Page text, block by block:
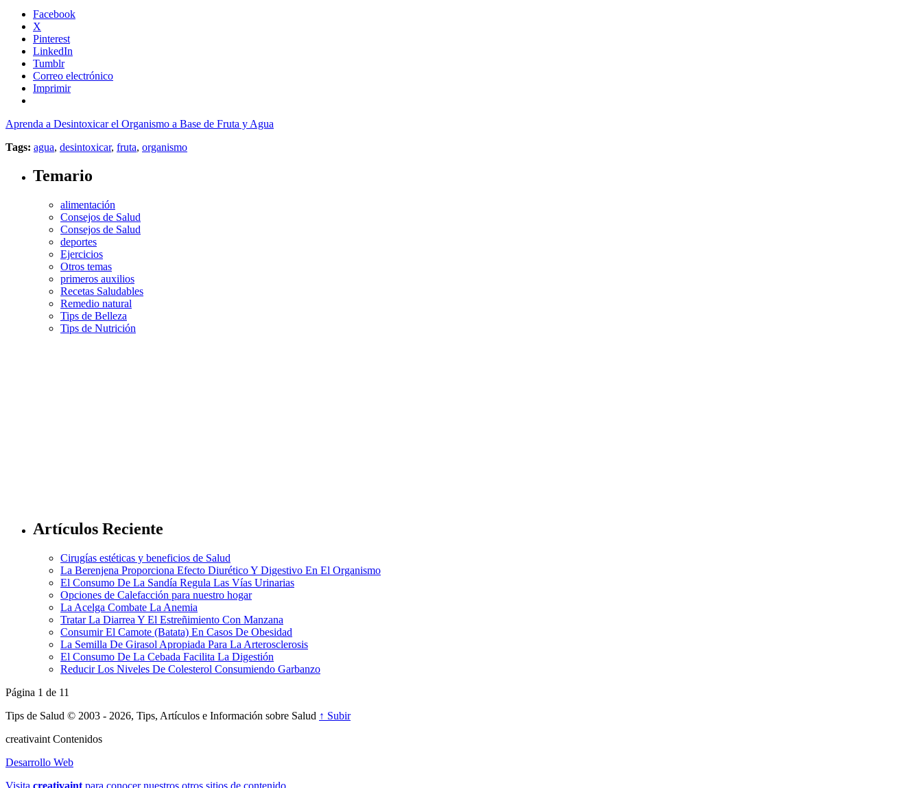
Facebook
X
Pinterest
LinkedIn
Tumblr
Correo electrónico
Imprimir
Aprenda a Desintoxicar el Organismo a Base de Fruta y Agua
Tags: agua, desintoxicar, fruta, organismo
Temario
alimentación
Consejos de Salud
Consejos de Salud
deportes
Ejercicios
Otros temas
primeros auxilios
Recetas Saludables
Remedio natural
Tips de Belleza
Tips de Nutrición
Artículos Reciente
Cirugías estéticas y beneficios de Salud
La Berenjena Proporciona Efecto Diurético Y Digestivo En El Organismo
El Consumo De La Sandía Regula Las Vías Urinarias
Opciones de Calefacción para nuestro hogar
La Acelga Combate La Anemia
Tratar La Diarrea Y El Estreñimiento Con Manzana
Consumir El Camote (Batata) En Casos De Obesidad
La Semilla De Girasol Apropiada Para La Arterosclerosis
El Consumo De La Cebada Facilita La Digestión
Reducir Los Niveles De Colesterol Consumiendo Garbanzo
Página 1 de 11
Tips de Salud © 2003 - 2026, Tips, Artículos e Información sobre Salud ↑ Subir
creativaint Contenidos
Desarrollo Web